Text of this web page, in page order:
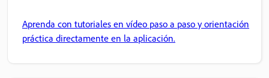
Aprenda con tutoriales en vídeo paso a paso y orientación
práctica directamente en la aplicación.